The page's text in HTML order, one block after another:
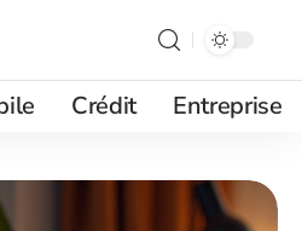
Crédit Entreprise